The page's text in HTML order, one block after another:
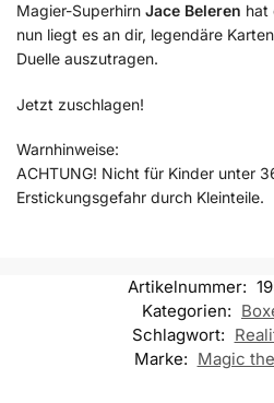
Magier-Superhirn Jace Beleren hat
nun liegt es an dir, legendäre
Duelle auszutragen.
Jetzt zuschlagen!
Warnhinweise:
ACHTUNG! Nicht für Kinder unter
Erstickungsgefahr durch Kleinteile.
Artikelnummer:
Kategorien:
Schlagwort:
Marke: Magic